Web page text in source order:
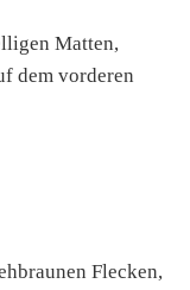
Matten,
dem vorderen
Flecken,